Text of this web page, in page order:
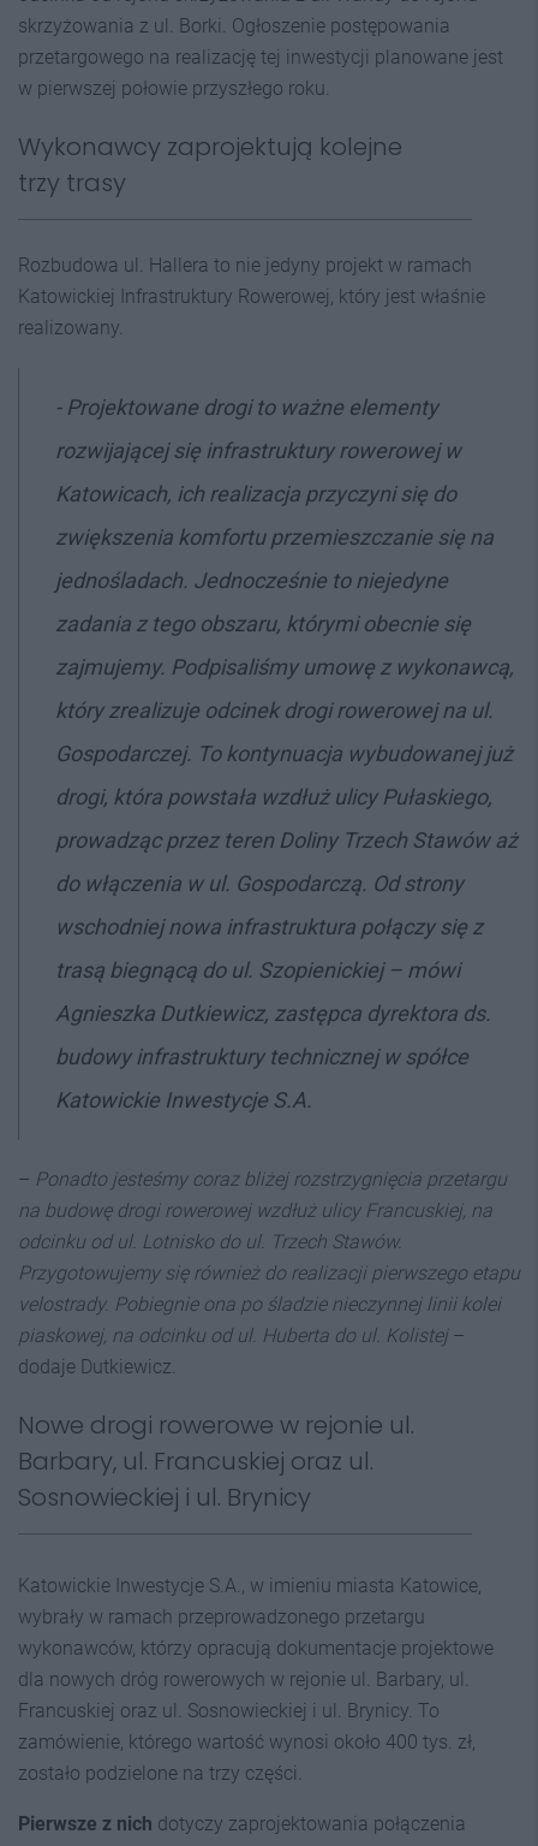
skrzyżowania z ul. Borki. Ogłoszenie postępowania
przetargowego na realizację tej inwestycji planowane jest
w pierwszej połowie przyszłego roku.
Wykonawcy zaprojektują kolejne
trzy trasy
Rozbudowa ul. Hallera to nie jedyny projekt w ramach
Katowickiej Infrastruktury Rowerowej, który jest właśnie
realizowany.
- Projektowane drogi to ważne elementy
rozwijającej się infrastruktury rowerowej w
Katowicach, ich realizacja przyczyni się do
zwiększenia komfortu przemieszczanie się na
jednośladach. Jednocześnie to niejedyne
zadania z tego obszaru, którymi obecnie się
zajmujemy. Podpisaliśmy umowę z wykonawcą,
który zrealizuje odcinek drogi rowerowej na ul.
Gospodarczej. To kontynuacja wybudowanej już
drogi, która powstała wzdłuż ulicy Pułaskiego,
prowadząc przez teren Doliny Trzech Stawów aż
do włączenia w ul. Gospodarczą. Od strony
wschodniej nowa infrastruktura połączy się z
trasą biegnącą do ul. Szopienickiej– mówi
Agnieszka Dutkiewicz, zastępca dyrektora ds.
budowy infrastruktury technicznej w spółce
Katowickie Inwestycje S.A.
– Ponadto jesteśmy coraz bliżej rozstrzygnięcia przetargu
na budowę drogi rowerowej wzdłuż ulicy Francuskiej, na
odcinku od ul. Lotnisko do ul. Trzech Stawów.
Przygotowujemy się również do realizacji pierwszego etapu
velostrady. Pobiegnie ona po śladzie nieczynnej linii kolei
piaskowej, na odcinku od ul. Huberta do ul. Kolistej–
dodaje Dutkiewicz.
Nowe drogi rowerowe w rejonie ul.
Barbary, ul. Francuskiej oraz ul.
Sosnowieckiej i ul. Brynicy
Katowickie Inwestycje S.A., w imieniu miasta Katowice,
wybrały w ramach przeprowadzonego przetargu
wykonawców, którzy opracują dokumentacje projektowe
dla nowych dróg rowerowych w rejonie ul. Barbary, ul.
Francuskiej oraz ul. Sosnowieckiej i ul. Brynicy. To
zamówienie, którego wartość wynosi około 400 tys. zł,
zostało podzielone na trzy części.
Pierwsze z nich dotyczy zaprojektowania połączenia